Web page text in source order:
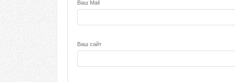
Ваш Mail
Ваш сайт